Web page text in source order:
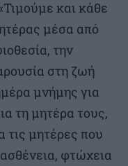
και κάθε
μέσα από
την
στη ζωή
μνήμης για
τη μητέρα τους,
τις μητέρες που
φτώχεια